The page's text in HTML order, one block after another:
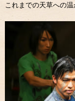
これまでの天草への